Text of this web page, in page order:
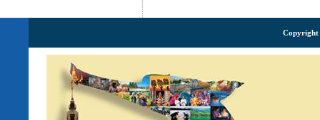
Copyright